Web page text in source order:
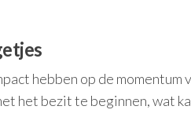
hebben op de
het bezit te beginnen, wat